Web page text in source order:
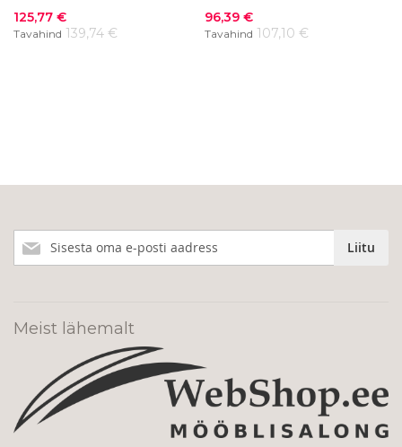
Soodushind
125,77 €
Tavahind 139,74 €
Soodushind
96,39 €
Tavahind 107,10 €
meie
Liitu
Meist lähemalt